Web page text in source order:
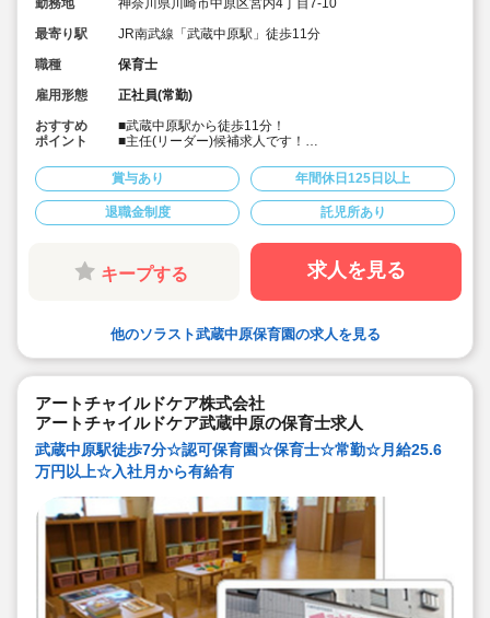
勤務地
神奈川県川崎市中原区宮内4丁目7-10
最寄り駅
JR南武線「武蔵中原駅」徒歩11分
職種
保育士
雇用形態
正社員(常勤)
おすすめ
ポイント
■武蔵中原駅から徒歩11分！
■主任(リーダー)候補求人です！
■入社月より初年度分の有給休暇10日を付与します！
■入社時期応相談可能！
■年間休日125日でプライベート充実！
■産休・育休取得率100％育休後復帰率100％以上！
※社内年次研修、外部研修受講可能！キャリアアップを
応援します！
■20代～70代まで幅広い年齢層でどのライフイベントに
賞与あり 年間休日125日以上
退職金制度 託児所あり
キープする 求人を見る
他のソラスト武蔵中原保育園の求人を見る
アートチャイルドケア株式会社
アートチャイルドケア武蔵中原の保育士求人
武蔵中原駅徒歩7分☆認可保育園☆保育士☆常勤☆月給25.6
万円以上☆入社月から有給有